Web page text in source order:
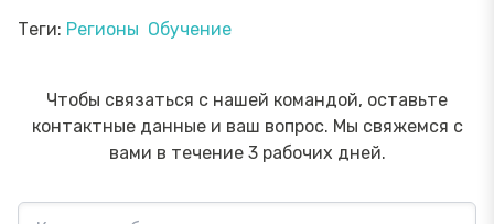
Теги: Регионы Обучение
Чтобы связаться с нашей командой, оставьте
контактные данные и ваш вопрос. Мы свяжемся с
вами в течение 3 рабочих дней.